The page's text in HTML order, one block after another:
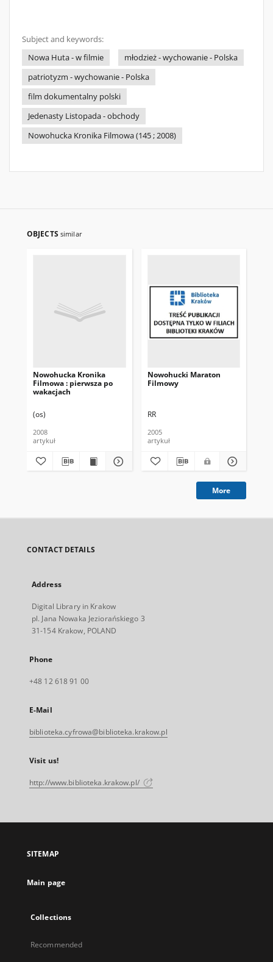
Subject and keywords:
Nowa Huta - w filmie
młodzież - wychowanie - Polska
patriotyzm - wychowanie - Polska
film dokumentalny polski
Jedenasty Listopada - obchody
Nowohucka Kronika Filmowa (145 ; 2008)
OBJECTS similar
Nowohucka Kronika
Filmowa : pierwsza po
wakacjach
(os)
2008
artykuł
Nowohucki Maraton
Filmowy
RR
2005
artykuł
More
CONTACT DETAILS
Address
Digital Library in Krakow
pl. Jana Nowaka Jeziorańskiego 3
31-154 Krakow, POLAND
Phone
+48 12 618 91 00
E-Mail
biblioteka.cyfrowa@biblioteka.krakow.pl
Visit us!
http://www.biblioteka.krakow.pl/
SITEMAP
Main page
Collections
Recommended